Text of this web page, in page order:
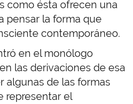
como ésta ofrecen una
pensar la forma que
contemporáneo.
en el monólogo
las derivaciones de esa
algunas de las formas
representar el